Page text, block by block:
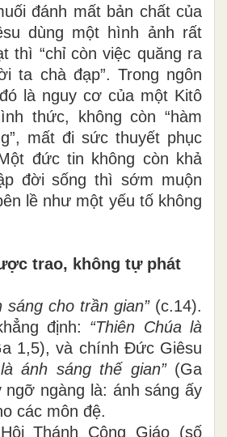
đánh mất bản chất của
dùng một hình ảnh rất
thì “chỉ còn việc quăng ra
ta chà đạp”. Trong ngôn
là nguy cơ của một Kitô
thức, không còn “hàm
mất đi sức thuyết phục
đức tin không còn khả
đời sống thì sớm muộn
lề như một yếu tố không
trao, không tự phát
sáng cho trần gian”(c.14).
định: “Thiên Chúa là
1,5), và chính Đức Giêsu
là ánh sáng thế gian”(Ga
ngỡ ngàng là: ánh sáng ấy
các môn đệ.
Thánh Công Giáo (số